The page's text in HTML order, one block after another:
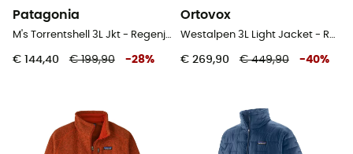
Patagonia
M's Torrentshell 3L Jkt - Regenjack - Heren
€ 144,40 € 199,90 -28%
Ortovox
Westalpen 3L Light Jacket - Regenjack - Dames
€ 269,90 € 449,90 -40%